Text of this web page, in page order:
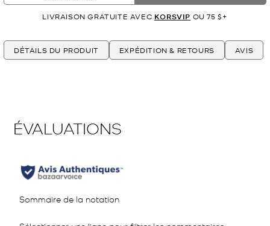
LIVRAISON GRATUITE AVEC KORSVIP OU 75 $+
DÉTAILS DU PRODUIT EXPÉDITION & RETOURS AVIS